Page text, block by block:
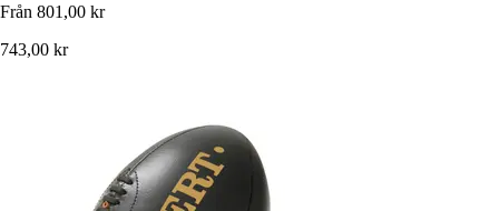
Från 801,00 kr
743,00 kr